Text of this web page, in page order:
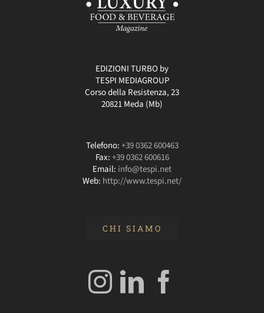
EDIZIONI TURBO by
TESPI MEDIAGROUP
Corso della Resistenza, 23
20821 Meda (Mb)
Telefono:+39 0362 600463
Fax:+39 0362 600616
Email: info@tespi.net
Web: http://www.tespi.net/
CHI SIAMO